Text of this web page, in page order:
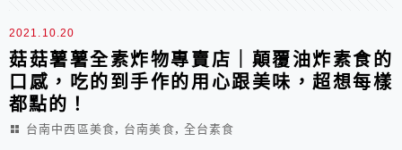
菇菇薯薯全素炸物專賣店
2021.10.20
菇菇薯薯全素炸物專賣店｜顛覆油炸素食的
口感，吃的到手作的用心跟美味，超想每樣
都點的！
台南中西區美食, 台南美食, 全台素食